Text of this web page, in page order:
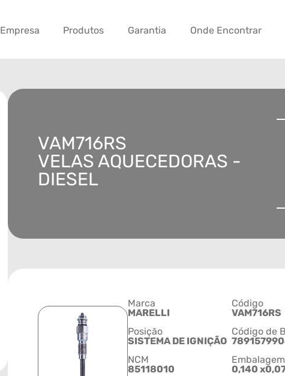
Empresa Produtos Garantia Onde Encontrar
VAM716RS
VELAS AQUECEDORAS -
DIESEL
Marca
MARELLI
Código
VAM716RS
Posição
SISTEMA DE IGNIÇÃO
Código de
NCM
85118010
0,140